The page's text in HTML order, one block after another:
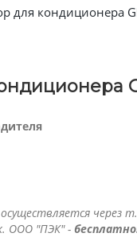
для кондиционера
через
ООО "ПЭК" -